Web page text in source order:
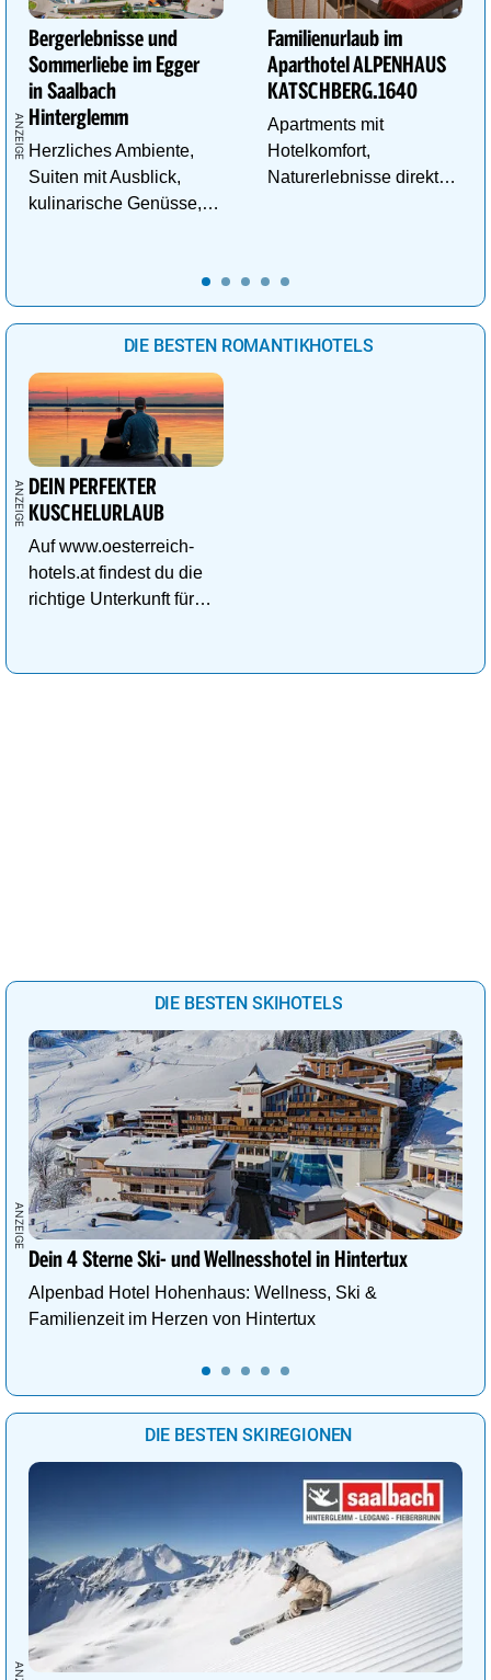
Bergerlebnisse und
Sommerliebe im Egger
in Saalbach
Hinterglemm
Herzliches Ambiente,
Suiten mit Ausblick,
kulinarische Genüsse,
Familienurlaub im
Aparthotel ALPENHAUS
KATSCHBERG.1640
Apartments mit
Hotelkomfort,
Naturerlebnisse direkt
DIE BESTEN ROMANTIKHOTELS
DEIN PERFEKTER
KUSCHELURLAUB
Auf www.oesterreich-
hotels.at findest du die
richtige Unterkunft für
DIE BESTEN SKIHOTELS
Dein 4 Sterne Ski- und Wellnesshotel in Hintertux
Alpenbad Hotel Hohenhaus: Wellness, Ski &
Familienzeit im Herzen von Hintertux
DIE BESTEN SKIREGIONEN